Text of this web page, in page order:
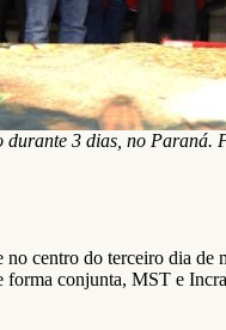
durante 3 dias, no Paraná.
centro do terceiro dia
forma conjunta, MST e